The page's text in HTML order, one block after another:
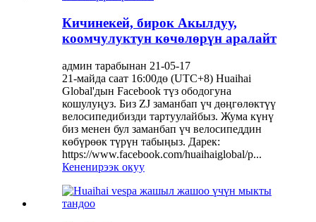
Кичинекей, бирок Акылдуу,
коомчулуктун көчөлөрүн аралайт
админ тарабынан 21-05-17
21-майда саат 16:00дө (UTC+8) Huaihai
Global'дын Facebook түз ободогуна
кошулуңуз. Биз ZJ заманбап үч дөңгөлөктүү
велосипедибизди тартуулайбыз. Жума күнү
биз менен бул заманбап үч велосипеддин
көбүрөөк түрүн табыңыз. Дарек:
https://www.facebook.com/huaihaiglobal/p...
Кененирээк окуу